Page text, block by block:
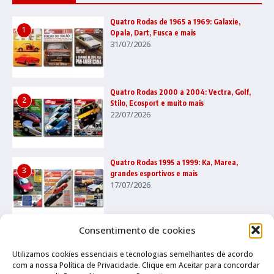
Consentimento de cookies
Utilizamos cookies essenciais e tecnologias semelhantes de acordo
com a nossa Política de Privacidade. Clique em Aceitar para concordar
1
Quatro Rodas de 1965 a 1969: Galaxie,
Opala, Dart, Fusca e mais
31/07/2026
2
Quatro Rodas 2000 a 2004: Vectra, Golf,
Stilo, Ecosport e muito mais
22/07/2026
3
Quatro Rodas 1995 a 1999: Ka, Marea,
grandes esportivos e mais
17/07/2026